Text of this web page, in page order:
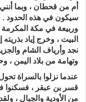
أم من قحطان ، وبما أنني
سيكون في هذه الحدود .
وربيعة في مكة المكرمة
البيت ، وخرج إياد بذريته
نجد وأرياف الشام
وتهامة من بلاد اليمن ،
عندما نزلوا بالسراة
قسر بن عبقر ، فسكنوا في
من الأودية والجبال ،